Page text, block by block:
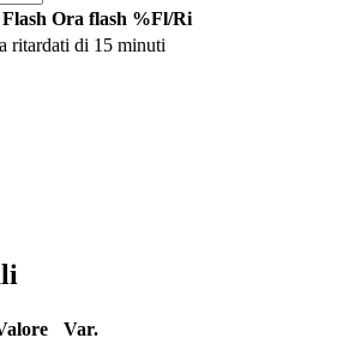
Flash Ora flash %Fl/Ri
ritardati di 15 minuti
Var.